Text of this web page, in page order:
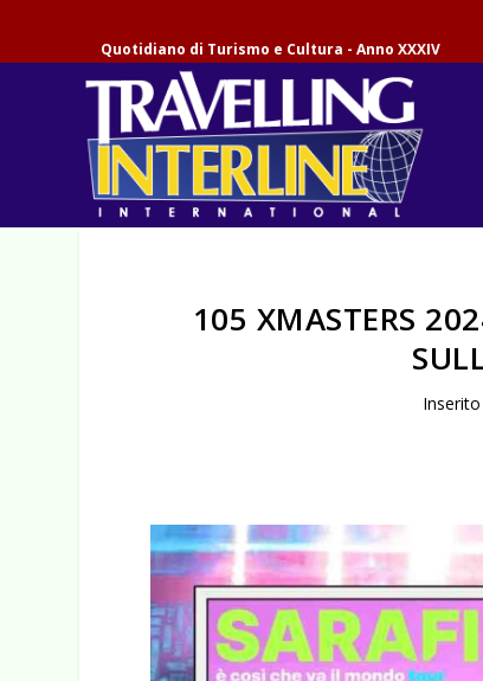
Quotidiano di Turismo e Cultura - Anno XXXIV
105 XMASTERS